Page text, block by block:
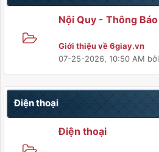
Nội Quy - Thông Báo
Giới thiệu về 6giay.vn
07-25-2026, 10:50 AM bởi
Điện thoại
Điện thoại